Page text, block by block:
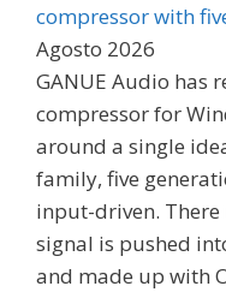
compressor with
Agosto 2026
GANUE Audio has
compressor for
around a single
family, five
input-driven.
signal is pushed
and made up with